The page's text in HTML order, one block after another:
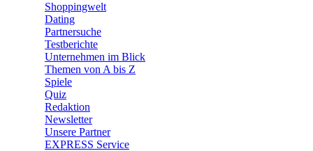
Shoppingwelt
Dating
Partnersuche
Testberichte
Unternehmen im Blick
Themen von A bis Z
Spiele
Quiz
Redaktion
Newsletter
Unsere Partner
EXPRESS Service